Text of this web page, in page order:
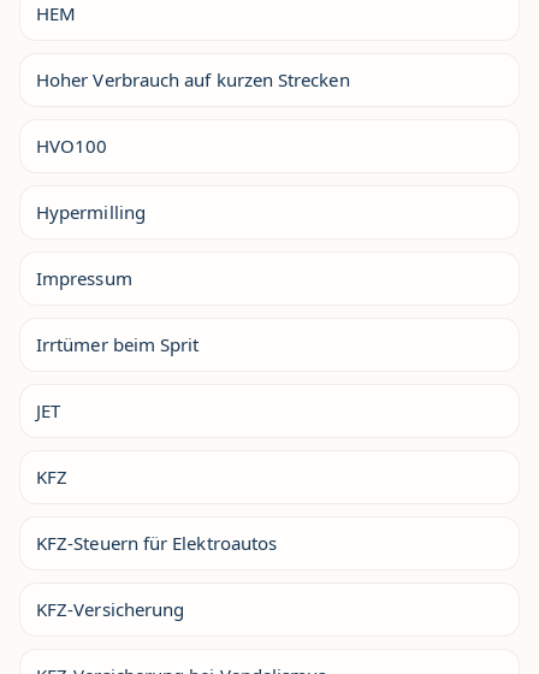
HEM
Hoher Verbrauch auf kurzen Strecken
HVO100
Hypermilling
Impressum
Irrtümer beim Sprit
JET
KFZ
KFZ-Steuern für Elektroautos
KFZ-Versicherung